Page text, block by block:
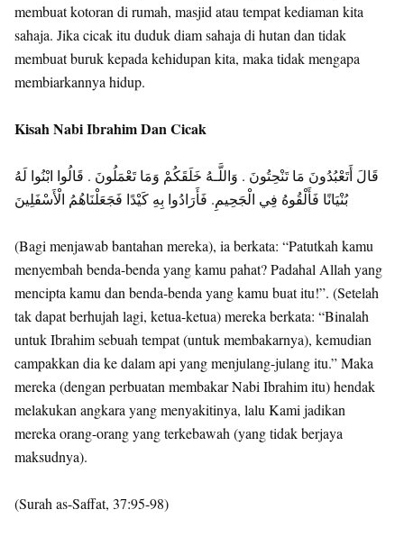
membuat kotoran di rumah, masjid atau tempat kediaman kita
sahaja. Jika cicak itu duduk diam sahaja di hutan dan tidak
membuat buruk kepada kehidupan kita, maka tidak mengapa
membiarkannya hidup.
Kisah Nabi Ibrahim Dan Cicak
قَالَ أَتَعْبُدُونَ مَا تَنْحِتُونَ . وَاللَّـهُ خَلَقَكُمْ وَمَا تَعْمَلُونَ . قَالُوا ابْنُوا لَهُ
بُنْيَانًا فَأَلْقُوهُ فِي الْجَحِيمِ. فَأَرَادُوا بِهِ كَيْدًا فَجَعَلْنَاهُمُ الْأَسْفَلِينَ
(Bagi menjawab bantahan mereka), ia berkata: “Patutkah kamu
menyembah benda-benda yang kamu pahat? Padahal Allah yang
mencipta kamu dan benda-benda yang kamu buat itu!”. (Setelah
tak dapat berhujah lagi, ketua-ketua) mereka berkata: “Binalah
untuk Ibrahim sebuah tempat (untuk membakarnya), kemudian
campakkan dia ke dalam api yang menjulang-julang itu.” Maka
mereka (dengan perbuatan membakar Nabi Ibrahim itu) hendak
melakukan angkara yang menyakitinya, lalu Kami jadikan
mereka orang-orang yang terkebawah (yang tidak berjaya
maksudnya).
(Surah as-Saffat, 37:95-98)